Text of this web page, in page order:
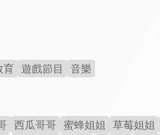
育 遊戲節目 音樂
西瓜哥哥 蜜蜂姐姐 草莓姐姐